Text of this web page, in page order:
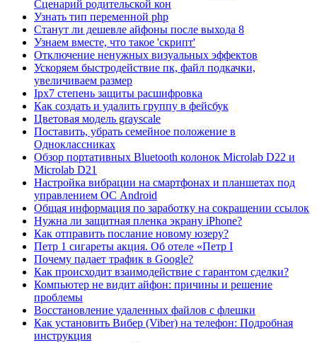
Сценарий родительской кон
Узнать тип переменной php
Станут ли дешевле айфоны после выхода 8
Узнаем вместе, что такое 'скрипт'
Отключение ненужных визуальных эффектов
Ускоряем быстродействие пк, файл подкачки,
увеличиваем размер
Ipx7 степень защиты расшифровка
Как создать и удалить группу в фейсбук
Цветовая модель grayscale
Поставить, убрать семейное положение в
Одноклассниках
Обзор портативных Bluetooth колонок Microlab D22 и
Microlab D21
Настройка вибрации на смартфонах и планшетах под
управлением ОС Android
Общая информация по заработку на сокращении ссылок
Нужна ли защитная пленка экрану iPhone?
Как отправить послание новому юзеру?
Петр 1 сигареты акция. Об отеле «Петр I
Почему падает трафик в Google?
Как происходит взаимодействие с гарантом сделки?
Компьютер не видит айфон: причины и решение
проблемы
Восстановление удаленных файлов с флешки
Как установить Вибер (Viber) на телефон: Подробная
инструкция